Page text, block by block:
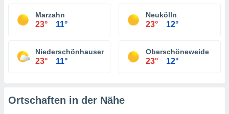
Marzahn
23° 11°
Neukölln
23° 12°
Niederschönhausen
23° 11°
Oberschöneweide
23° 12°
Ortschaften in der Nähe